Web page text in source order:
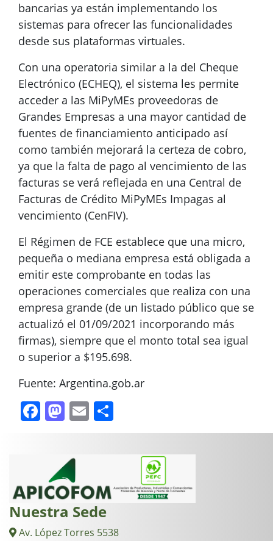
bancarias ya están implementando los
sistemas para ofrecer las funcionalidades
desde sus plataformas virtuales.
Con una operatoria similar a la del Cheque
Electrónico (ECHEQ), el sistema les permite
acceder a las MiPyMEs proveedoras de
Grandes Empresas a una mayor cantidad de
fuentes de financiamiento anticipado así
como también mejorará la certeza de cobro,
ya que la falta de pago al vencimiento de las
facturas se verá reflejada en una Central de
Facturas de Crédito MiPyMEs Impagas al
vencimiento (CenFIV).
El Régimen de FCE establece que una micro,
pequeña o mediana empresa está obligada a
emitir este comprobante en todas las
operaciones comerciales que realiza con una
empresa grande (de un listado público que se
actualizó el 01/09/2021 incorporando más
firmas), siempre que el monto total sea igual
o superior a $195.698.
Fuente: Argentina.gob.ar
Facebook
Mastodon
Email
Nuestra Sede
Av. López Torres 5538